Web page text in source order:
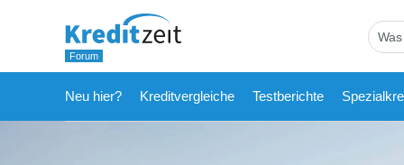
Neu hier? Kreditvergleiche Testberichte